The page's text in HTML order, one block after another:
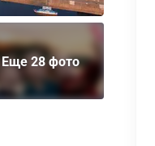
Еще 28 фото